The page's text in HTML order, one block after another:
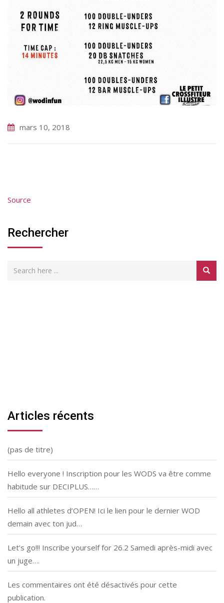
mars 10, 2018
Source
Rechercher
Articles récents
(pas de titre)
Hello everyone ! Inscription pour les WODS va être comme
habitude sur DECIPLUS……
Hello all athletes d’OPEN! Ici le lien pour le dernier WOD
demain avec ton jud…
Let’s go!!! Inscribe yourself for 26.2 Samedi après-midi avec
un juge….
Les commentaires ont été désactivés pour cette
publication.